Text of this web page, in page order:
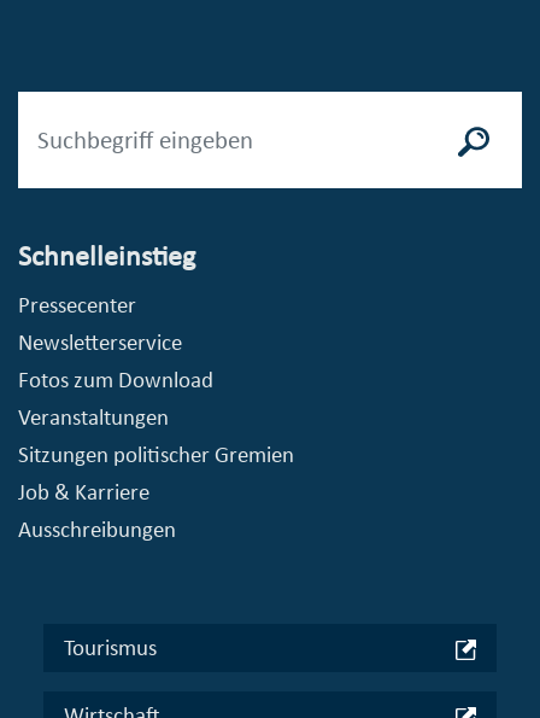
Schnelleinstieg
Pressecenter
Newsletterservice
Fotos zum Download
Veranstaltungen
Sitzungen politischer Gremien
Job & Karriere
Ausschreibungen
Tourismus